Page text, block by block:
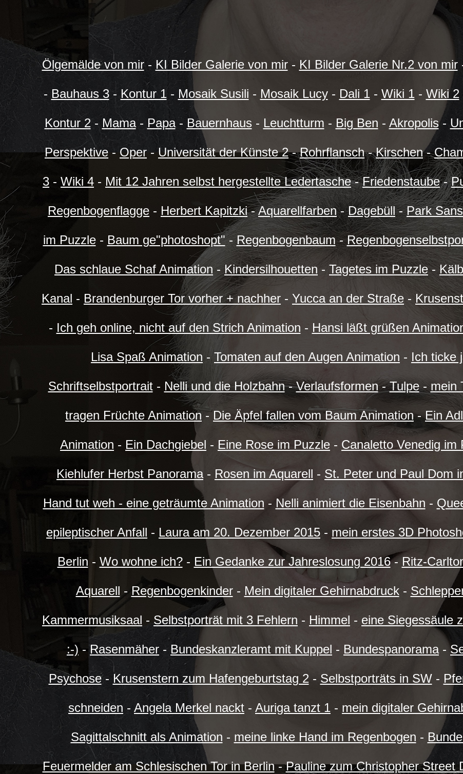
Ölgemälde von mir- KI Bilder Galerie von mir- KI Bilder Galerie Nr.2 von mir
- Bauhaus 3- Kontur 1- Mosaik Susili - Mosaik Lucy- Dali 1- Wiki 1- Wiki 2
Kontur 2- Mama- Papa- Bauernhaus - Leuchtturm - Big Ben - Akropolis-
Perspektive - Oper - Universität der Künste 2-Rohrflansch-Kirschen-
3 - Wiki 4 - Mit 12 Jahren selbst hergestellte Ledertasche-Friedenstaube-
Regenbogenflagge - Herbert Kapitzki-Aquarellfarben-Dagebüll-Park
im Puzzle- Baum ge"photoshopt" - Regenbogenbaum-
Das schlaue Schaf Animation - Kindersilhouetten - Tagetes im Puzzle-
Kanal - Brandenburger Tor vorher + nachher - Yucca an der Straße -
- Ich geh online, nicht auf den Strich Animation - Hansi läßt grüßen
Lisa Spaß Animation - Tomaten auf den Augen Animation - Ich ticke
Schriftselbstportrait- Nelli und die Holzbahn-Verlaufsformen-Tulpe-mein
tragen Früchte Animation-Die Äpfel fallen vom Baum Animation-Ein
Animation - Ein Dachgiebel - Eine Rose im Puzzle - Canaletto Venedig im
Kiehlufer Herbst Panorama- Rosen im Aquarell - St. Peter und Paul Dom
Hand tut weh - eine geträumte Animation - Nelli animiert die Eisenbahn -
epileptischer Anfall - Laura am 20. Dezember 2015 - mein erstes 3D
Berlin - Wo wohne ich?- Ein Gedanke zur Jahreslosung 2016- Ritz-
Aquarell - Regenbogenkinder- Mein digitaler Gehirnabdruck-
Kammermusiksaal - Selbstporträt mit 3 Fehlern - Himmel - eine Siegessäule
:-) -Rasenmäher - Bundeskanzleramt mit Kuppel - Bundespanorama-
Psychose- Krusenstern zum Hafengeburtstag 2- Selbstporträts in SW-
schneiden - Angela Merkel nackt - Auriga tanzt 1 - mein digitaler
Sagittalschnitt als Animation - meine linke Hand im Regenbogen -
Feuermelder am Schlesischen Tor in Berlin-Pauline zum Christopher Street